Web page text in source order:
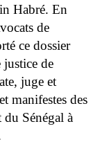
Habré. En
de
ce dossier
justice de
juge et
manifestes des
Sénégal à